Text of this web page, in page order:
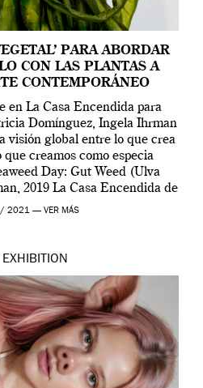
PARA ABORDAR
CON LAS PLANTAS A
CONTEMPORÁNEO
en La Casa Encendida para
Domínguez, Ingela Ihrman
visión global entre lo que crea
creamos como especia
Day: Gut Weed (Ulva
2019 La Casa Encendida de
la Wellcome […]
2021 — VER MÁS
EXHIBITION